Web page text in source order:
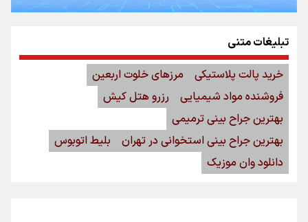
تبلیغات متنی
خرید پالت پلاستیکی
مرزهای خلوت اربعین
فروشنده مواد شیمیایی
رزرو هتل کیش
بهترین جراح بینی ترمیمی
بهترین جراح بینی استخوانی در تهران
بلیط اتوبوس
دانلود وان موزیک